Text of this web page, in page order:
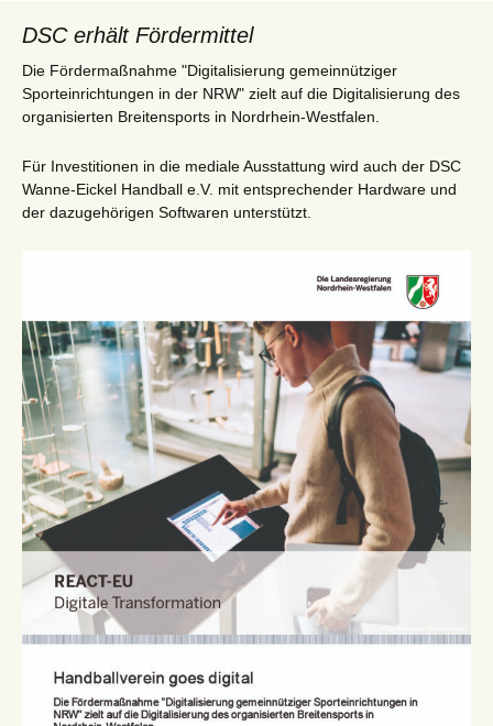
DSC erhält Fördermittel
Die Fördermaßnahme "Digitalisierung gemeinnütziger
Sporteinrichtungen in der NRW" zielt auf die Digitalisierung des
organisierten Breitensports in Nordrhein-Westfalen.
Für Investitionen in die mediale Ausstattung wird auch der DSC
Wanne-Eickel Handball e.V. mit entsprechender Hardware und
der dazugehörigen Softwaren unterstützt.